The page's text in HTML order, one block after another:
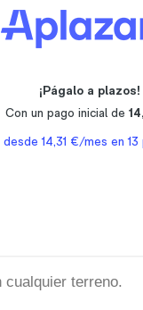
cualquier terreno.